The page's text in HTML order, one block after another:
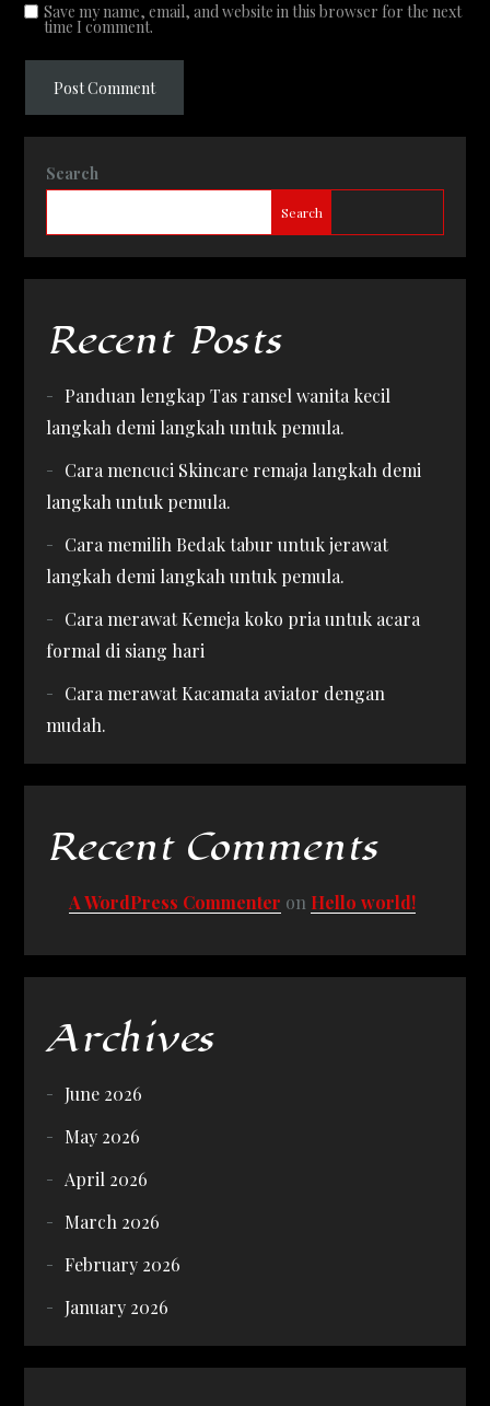
Save my name, email, and website in this browser for the next
time I comment.
Search
Search
Recent Posts
Panduan lengkap Tas ransel wanita kecil
langkah demi langkah untuk pemula.
Cara mencuci Skincare remaja langkah demi
langkah untuk pemula.
Cara memilih Bedak tabur untuk jerawat
langkah demi langkah untuk pemula.
Cara merawat Kemeja koko pria untuk acara
formal di siang hari
Cara merawat Kacamata aviator dengan
mudah.
Recent Comments
A WordPress Commenter on Hello world!
Archives
June 2026
May 2026
April 2026
March 2026
February 2026
January 2026